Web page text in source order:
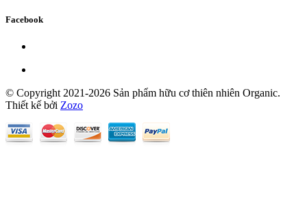
Facebook
© Copyright 2021-2026 Sản phẩm hữu cơ thiên nhiên Organic.
Thiết kế bởi Zozo